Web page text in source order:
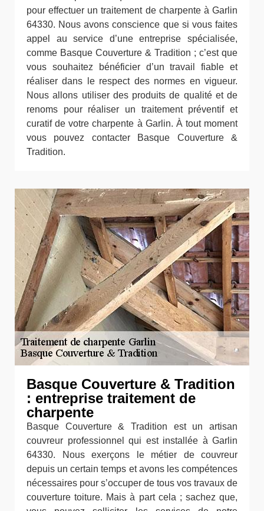
pour effectuer un traitement de charpente à Garlin
64330. Nous avons conscience que si vous faites
appel au service d’une entreprise spécialisée,
comme Basque Couverture & Tradition ; c’est que
vous souhaitez bénéficier d’un travail fiable et
réaliser dans le respect des normes en vigueur.
Nous allons utiliser des produits de qualité et de
renoms pour réaliser un traitement préventif et
curatif de votre charpente à Garlin. À tout moment
vous pouvez contacter Basque Couverture &
Tradition.
Basque Couverture & Tradition
: entreprise traitement de
charpente
Basque Couverture & Tradition est un artisan
couvreur professionnel qui est installée à Garlin
64330. Nous exerçons le métier de couvreur
depuis un certain temps et avons les compétences
nécessaires pour s’occuper de tous vos travaux de
couverture toiture. Mais à part cela ; sachez que,